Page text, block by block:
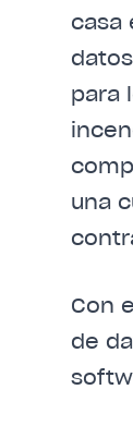
casa
para
una
Con
de